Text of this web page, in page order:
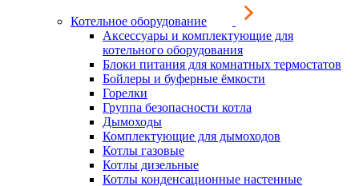
Котельное оборудование
Аксессуары и комплектующие для
котельного оборудования
Блоки питания для комнатных термостатов
Бойлеры и буферные ёмкости
Горелки
Группа безопасности котла
Дымоходы
Комплектующие для дымоходов
Котлы газовые
Котлы дизельные
Котлы конденсационные настенные